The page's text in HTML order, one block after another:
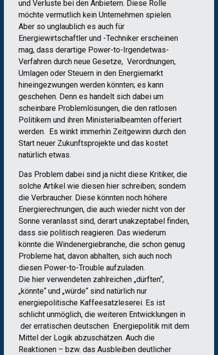
und Verluste bei den Anbietern. Diese Rolle
möchte vermutlich kein Unternehmen spielen.
Aber so unglaublich es auch für
Energiewirtschaftler und -Techniker erscheinen
mag, dass derartige Power-to-Irgendetwas-
Verfahren durch neue Gesetze, Verordnungen,
Umlagen oder Steuern in den Energiemarkt
hineingezwungen werden könnten; es kann
geschehen. Denn es handelt sich dabei um
scheinbare Problemlösungen, die den ratlosen
Politikern und ihren Ministerialbeamten offeriert
werden. Es winkt immerhin Zeitgewinn durch den
Start neuer Zukunftsprojekte und das kostet
natürlich etwas.
Das Problem dabei sind ja nicht diese Kritiker, die
solche Artikel wie diesen hier schreiben; sondern
die Verbraucher. Diese könnten noch höhere
Energierechnungen, die auch wieder nicht von der
Sonne veranlasst sind, derart unakzeptabel finden,
dass sie politisch reagieren. Das wiederum
könnte die Windenergiebranche, die schon genug
Probleme hat, davon abhalten, sich auch noch
diesen Power-to-Trouble aufzuladen.
Die hier verwendeten zahlreichen „dürften“,
„könnte“ und „würde“ sind natürlich nur
energiepolitische Kaffeesatzleserei. Es ist
schlicht unmöglich, die weiteren Entwicklungen in
der erratischen deutschen Energiepolitik mit dem
Mittel der Logik abzuschätzen. Auch die
Reaktionen – bzw. das Ausbleiben deutlicher